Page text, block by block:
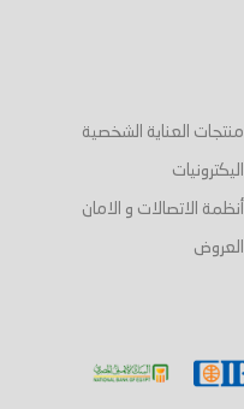
منتجات العناية الشخصية
اليكترونيات
أنظمة الاتصالات و الامان
العروض